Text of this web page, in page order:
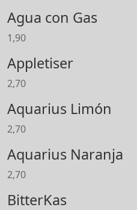
Agua con Gas
1,90
Appletiser
2,70
Aquarius Limón
2,70
Aquarius Naranja
2,70
BitterKas